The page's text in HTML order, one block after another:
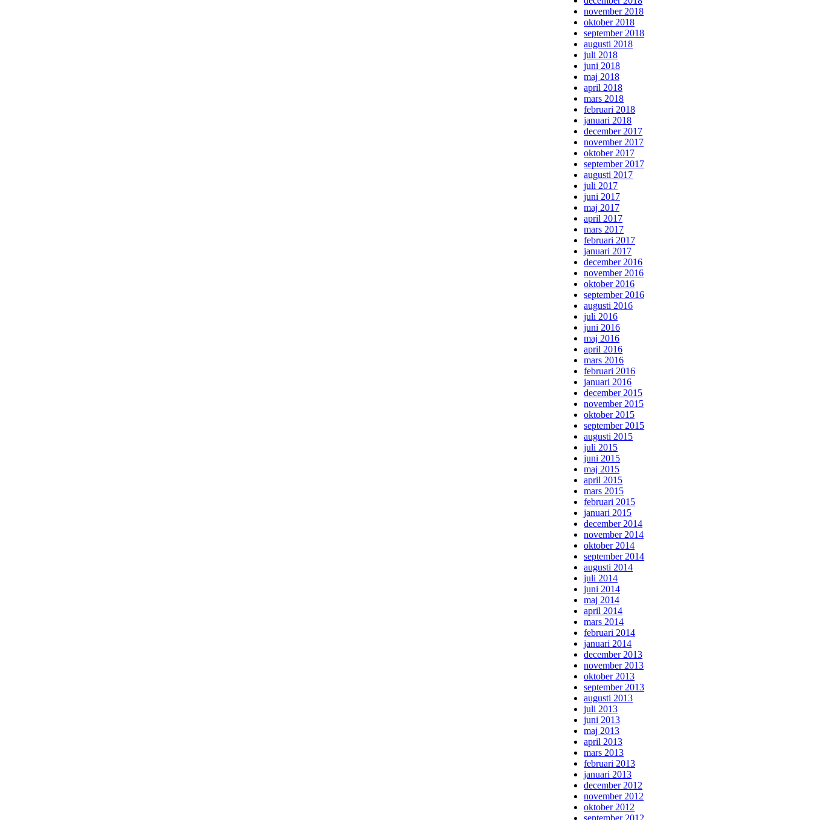
november 2018
oktober 2018
september 2018
augusti 2018
juli 2018
juni 2018
maj 2018
april 2018
mars 2018
februari 2018
januari 2018
december 2017
november 2017
oktober 2017
september 2017
augusti 2017
juli 2017
juni 2017
maj 2017
april 2017
mars 2017
februari 2017
januari 2017
december 2016
november 2016
oktober 2016
september 2016
augusti 2016
juli 2016
juni 2016
maj 2016
april 2016
mars 2016
februari 2016
januari 2016
december 2015
november 2015
oktober 2015
september 2015
augusti 2015
juli 2015
juni 2015
maj 2015
april 2015
mars 2015
februari 2015
januari 2015
december 2014
november 2014
oktober 2014
september 2014
augusti 2014
juli 2014
juni 2014
maj 2014
april 2014
mars 2014
februari 2014
januari 2014
december 2013
november 2013
oktober 2013
september 2013
augusti 2013
juli 2013
juni 2013
maj 2013
april 2013
mars 2013
februari 2013
januari 2013
december 2012
november 2012
oktober 2012
september 2012